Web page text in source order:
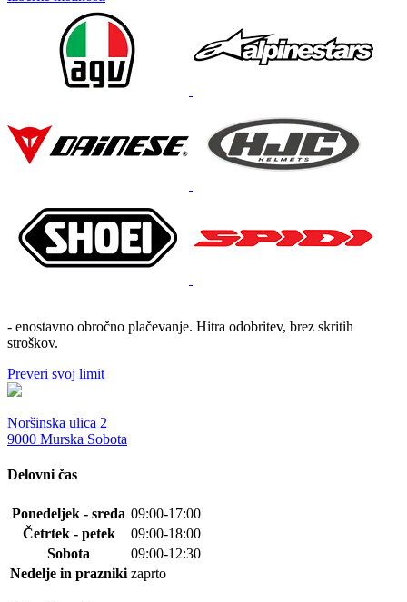
izberete
na
strani
- enostavno obročno plačevanje. Hitra odobritev, brez skritih
stroškov.
Preveri svoj limit
Noršinska ulica 2
9000 Murska Sobota
Delovni čas
Ponedeljek - sreda 09:00-17:00
Četrtek - petek
09:00-18:00
Sobota
09:00-12:30
Nedelje in prazniki zaprto